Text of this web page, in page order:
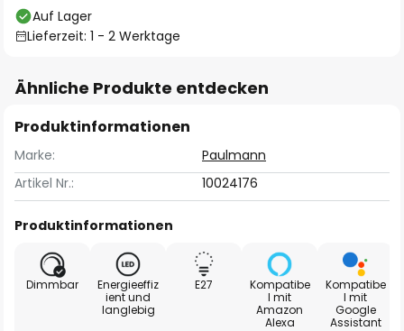
Auf Lager
Lieferzeit: 1 - 2 Werktage
Ähnliche Produkte entdecken
Produktinformationen
Marke:
Paulmann
Artikel Nr.:
10024176
Produktinformationen
Dimmbar
Energieeffiz
ient und
langlebig
E27
Kompatibe
l mit
Amazon
Alexa
Kompatibe
l mit
Google
Assistant